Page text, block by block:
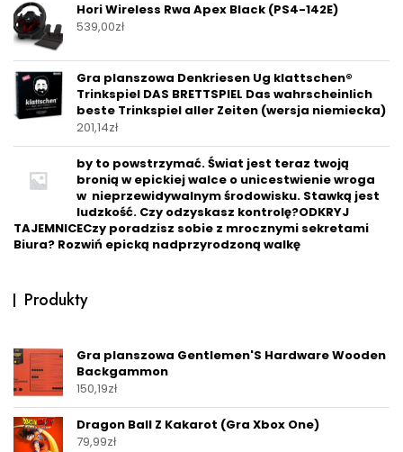
Hori Wireless Rwa Apex Black (PS4-142E)
539,00zł
Gra planszowa Denkriesen Ug klattschen®
Trinkspiel DAS BRETTSPIEL Das wahrscheinlich
beste Trinkspiel aller Zeiten (wersja niemiecka)
201,14zł
by to powstrzymać. Świat jest teraz twoją
bronią w epickiej walce o unicestwienie wroga
w nieprzewidywalnym środowisku. Stawką jest
ludzkość. Czy odzyskasz kontrolę?ODKRYJ
TAJEMNICECzy poradzisz sobie z mrocznymi sekretami
Biura? Rozwiń epicką nadprzyrodzoną walkę
Produkty
Gra planszowa Gentlemen'S Hardware Wooden
Backgammon
150,19zł
Dragon Ball Z Kakarot (Gra Xbox One)
79,99zł